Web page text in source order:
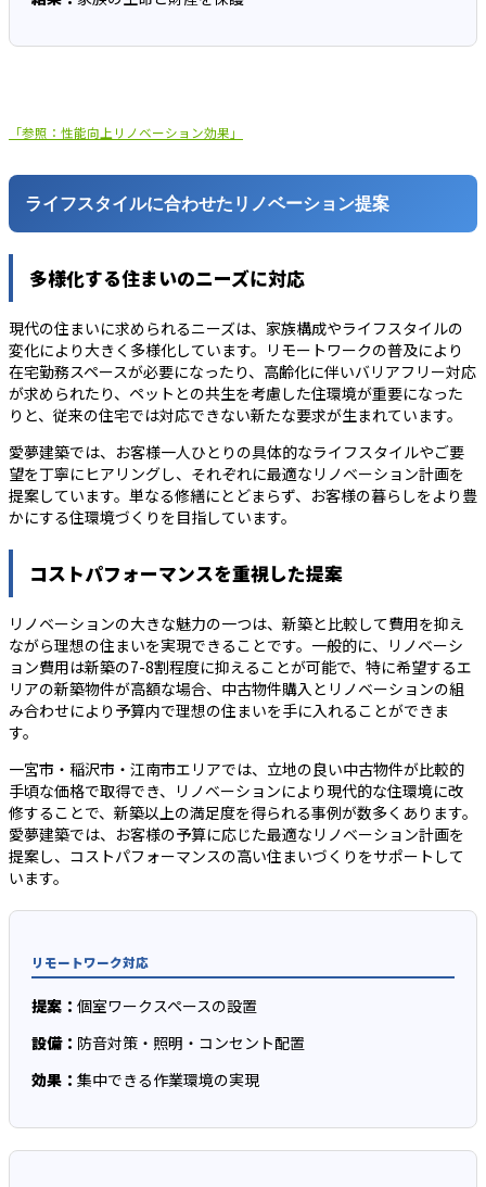
「参照：性能向上リノベーション効果」
ライフスタイルに合わせたリノベーション提案
多様化する住まいのニーズに対応
現代の住まいに求められるニーズは、家族構成やライフスタイルの
変化により大きく多様化しています。リモートワークの普及により
在宅勤務スペースが必要になったり、高齢化に伴いバリアフリー対応
が求められたり、ペットとの共生を考慮した住環境が重要になった
りと、従来の住宅では対応できない新たな要求が生まれています。
愛夢建築では、お客様一人ひとりの具体的なライフスタイルやご要
望を丁寧にヒアリングし、それぞれに最適なリノベーション計画を
提案しています。単なる修繕にとどまらず、お客様の暮らしをより豊
かにする住環境づくりを目指しています。
コストパフォーマンスを重視した提案
リノベーションの大きな魅力の一つは、新築と比較して費用を抑え
ながら理想の住まいを実現できることです。一般的に、リノベーシ
ョン費用は新築の7-8割程度に抑えることが可能で、特に希望するエ
リアの新築物件が高額な場合、中古物件購入とリノベーションの組
み合わせにより予算内で理想の住まいを手に入れることができま
す。
一宮市・稲沢市・江南市エリアでは、立地の良い中古物件が比較的
手頃な価格で取得でき、リノベーションにより現代的な住環境に改
修することで、新築以上の満足度を得られる事例が数多くあります。
愛夢建築では、お客様の予算に応じた最適なリノベーション計画を
提案し、コストパフォーマンスの高い住まいづくりをサポートして
います。
リモートワーク対応
提案： 個室ワークスペースの設置
設備： 防音対策・照明・コンセント配置
効果： 集中できる作業環境の実現